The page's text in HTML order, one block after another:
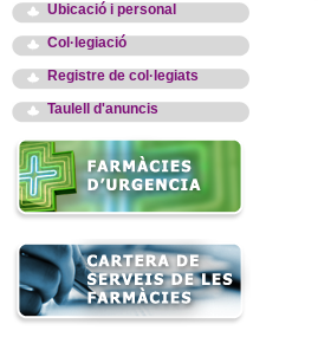
Ubicació i personal
Col·legiació
Registre de col·legiats
Taulell d'anuncis